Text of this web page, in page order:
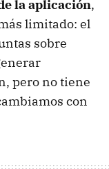
la aplicación,
limitado: el
sobre
pero no tiene
con